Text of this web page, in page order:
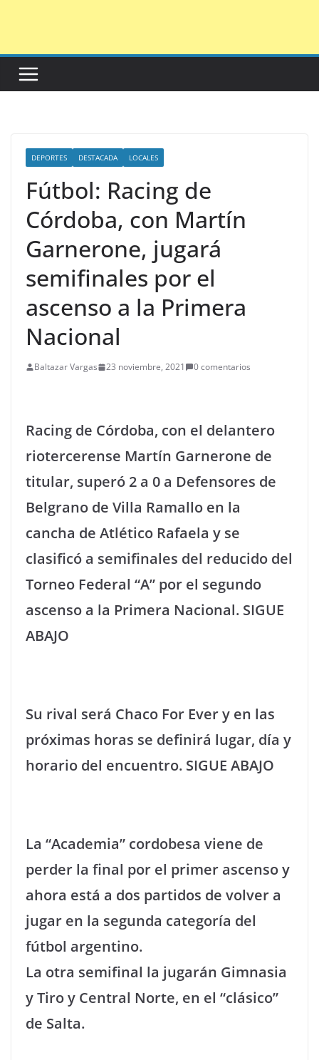
DEPORTES DESTACADA LOCALES
Fútbol: Racing de
Córdoba, con Martín
Garnerone, jugará
semifinales por el
ascenso a la Primera
Nacional
Baltazar Vargas 23 noviembre, 2021 0 comentarios
Racing de Córdoba, con el delantero
riotercerense Martín Garnerone de
titular, superó 2 a 0 a Defensores de
Belgrano de Villa Ramallo en la
cancha de Atlético Rafaela y se
clasificó a semifinales del reducido del
Torneo Federal “A” por el segundo
ascenso a la Primera Nacional. SIGUE
ABAJO
Su rival será Chaco For Ever y en las
próximas horas se definirá lugar, día y
horario del encuentro. SIGUE ABAJO
La “Academia” cordobesa viene de
perder la final por el primer ascenso y
ahora está a dos partidos de volver a
jugar en la segunda categoría del
fútbol argentino.
La otra semifinal la jugarán Gimnasia
y Tiro y Central Norte, en el “clásico”
de Salta.